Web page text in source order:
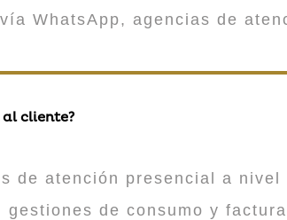
WhatsApp, agencias de
cliente?
de atención presencial a
de consumo y